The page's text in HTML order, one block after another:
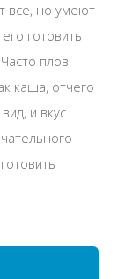
все, но умеют
готовить
плов
каша, отчего
и вкус